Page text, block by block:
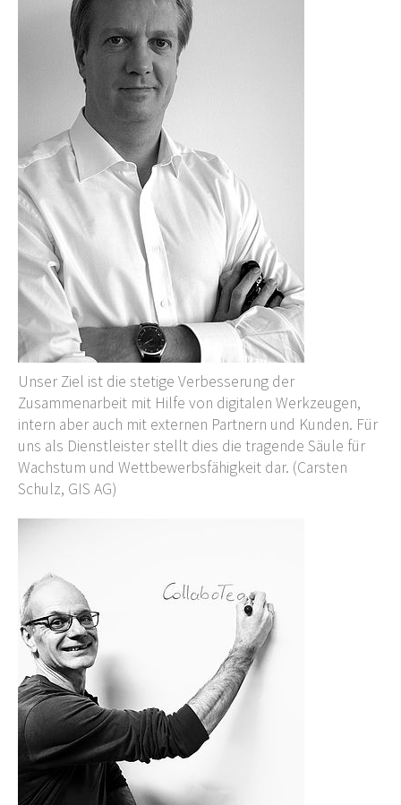
Unser Ziel ist die stetige Verbesserung der
Zusammenarbeit mit Hilfe von digitalen Werkzeugen,
intern aber auch mit externen Partnern und Kunden. Für
uns als Dienstleister stellt dies die tragende Säule für
Wachstum und Wettbewerbsfähigkeit dar. (Carsten
Schulz, GIS AG)